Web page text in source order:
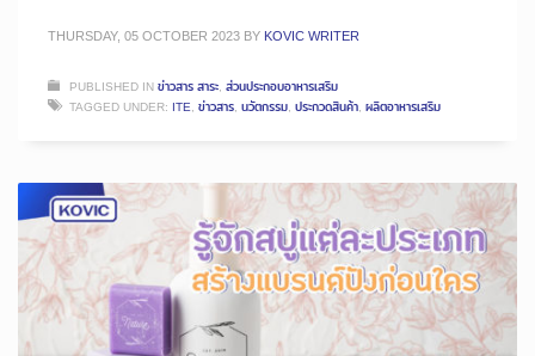
THURSDAY, 05 OCTOBER 2023 BY KOVIC WRITER
PUBLISHED INข่าวสาร สาระ, ส่วนประกอบอาหารเสริม
TAGGED UNDER: ITE, ข่าวสาร, นวัตกรรม, ประกวดสินค้า, ผลิตอาหารเสริม